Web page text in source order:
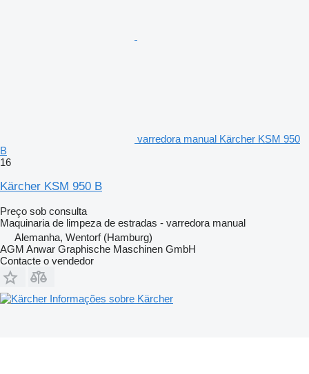
varredora manual Kärcher KSM 950
B
16
Kärcher KSM 950 B
Preço sob consulta
Maquinaria de limpeza de estradas - varredora manual
Alemanha, Wentorf (Hamburg)
AGM Anwar Graphische Maschinen GmbH
Contacte o vendedor
Informações sobre Kärcher